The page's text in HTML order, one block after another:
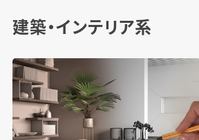
建築・インテリア系